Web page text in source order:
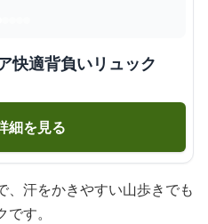
快適背負いリュック
細を見る
、汗をかきやすい山歩きでも
す。